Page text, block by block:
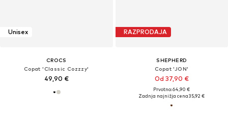
Unisex
CROCS
Copat 'Classic Cozzzy'
49,90 €
RAZPRODAJA
SHEPHERD
Copat 'JON'
Od 37,90 €
Prvotno: 64,90 €
Zadnja najnižja cena35,92 €